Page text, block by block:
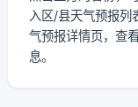
入区/县天气预报列
气预报详情页，查
息。